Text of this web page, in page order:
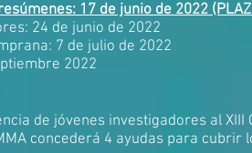
17 de junio de 2022
24 de junio de 2022
7 de julio de 2022
2022
de jóvenes investigadores al
concederá 4 ayudas para